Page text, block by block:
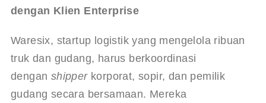
dengan Klien Enterprise
Waresix, startup logistik yang mengelola ribuan
truk dan gudang, harus berkoordinasi
dengan shipper korporat, sopir, dan pemilik
gudang secara bersamaan. Mereka